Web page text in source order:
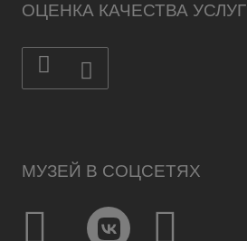
МУЗЕЙ В СОЦСЕТЯХ
ОЦЕНКА КАЧЕСТВА УСЛУГ